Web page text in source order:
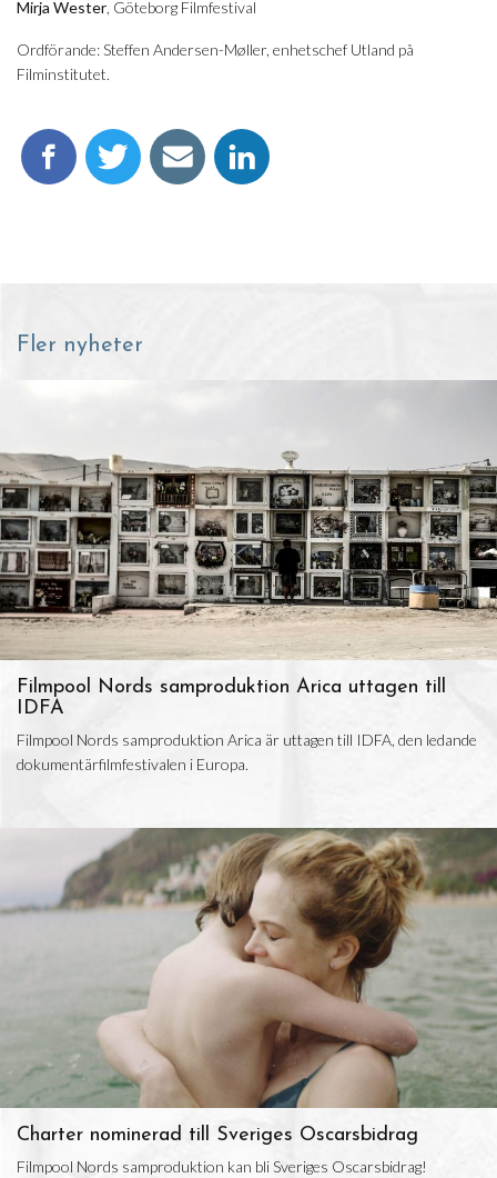
Mirja Wester , Göteborg Filmfestival
Ordförande: Steffen Andersen-Møller, enhetschef Utland på
Filminstitutet.
Fler nyheter
Filmpool Nords samproduktion Arica uttagen till
IDFA
Filmpool Nords samproduktion Arica är uttagen till IDFA, den ledande
dokumentärfilmfestivalen i Europa.
Charter nominerad till Sveriges Oscarsbidrag
Filmpool Nords samproduktion kan bli Sveriges Oscarsbidrag!